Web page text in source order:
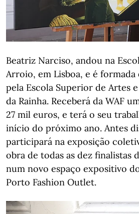
Beatriz Narciso, andou na
Arroio, em Lisboa, e é formada
pela Escola Superior de Artes
da Rainha. Receberá da WAF
27 mil euros, e terá o seu
início do próximo ano. Antes
participará na exposição
obra de todas as dez finalistas
num novo espaço expositivo
Porto Fashion Outlet.